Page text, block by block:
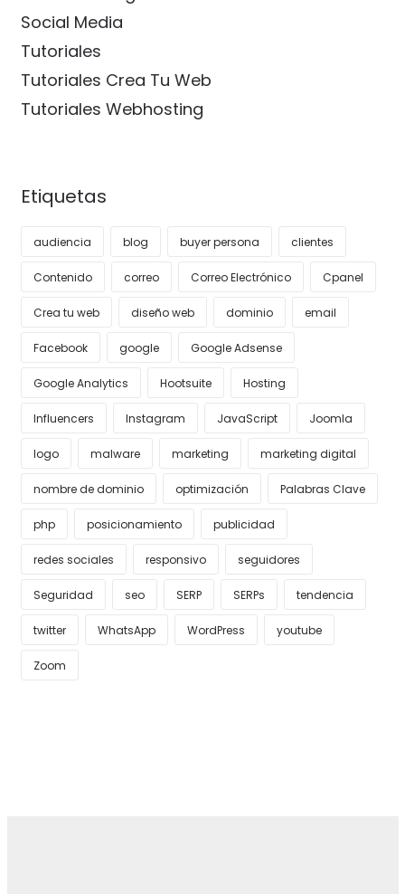
Social Media
Tutoriales
Tutoriales Crea Tu Web
Tutoriales Webhosting
Etiquetas
audiencia blog buyer persona clientes
Contenido correo Correo Electrónico Cpanel
Crea tu web diseño web dominio email
Facebook google Google Adsense
Google Analytics Hootsuite Hosting
Influencers Instagram JavaScript Joomla
logo malware marketing marketing digital
nombre de dominio optimización Palabras Clave
php posicionamiento publicidad
redes sociales responsivo seguidores
Seguridad seo SERP SERPs tendencia
twitter WhatsApp WordPress youtube
Zoom